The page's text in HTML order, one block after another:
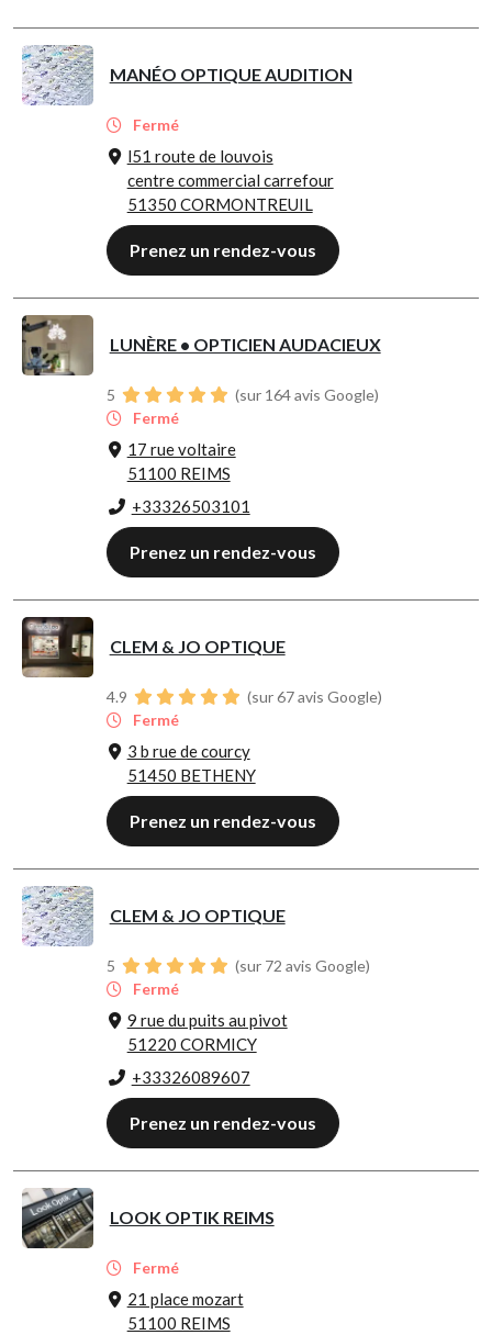
MANÉO OPTIQUE AUDITION
Fermé
l51 route de louvois
centre commercial carrefour
51350 CORMONTREUIL
Prenez un rendez-vous
LUNÈRE • OPTICIEN AUDACIEUX
5
(sur 164 avis Google)
Fermé
17 rue voltaire
51100 REIMS
+33326503101
Prenez un rendez-vous
CLEM & JO OPTIQUE
4.9
(sur 67 avis Google)
Fermé
3 b rue de courcy
51450 BETHENY
Prenez un rendez-vous
CLEM & JO OPTIQUE
5
(sur 72 avis Google)
Fermé
9 rue du puits au pivot
51220 CORMICY
+33326089607
Prenez un rendez-vous
LOOK OPTIK REIMS
Fermé
21 place mozart
51100 REIMS